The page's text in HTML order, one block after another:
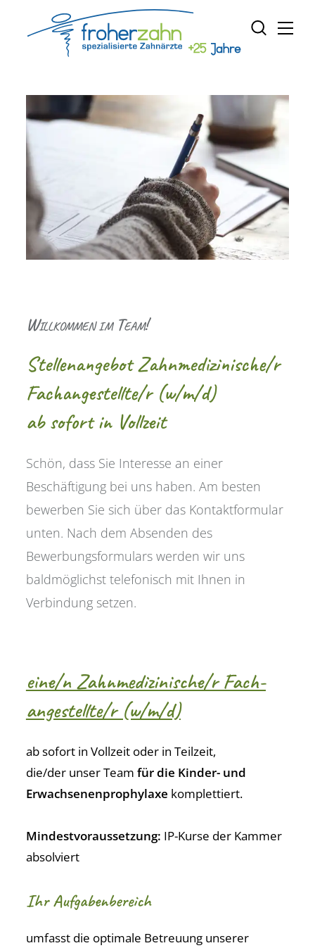
Willkommen im Team!
Stellenangebot Zahn­medizinische/r
Fach­angestellte/r (w/m/d)
ab sofort in Vollzeit
Schön, dass Sie Interesse an einer
Beschäftigung bei uns haben. Am besten
bewerben Sie sich über das Kontaktformular
unten. Nach dem Absenden des
Bewerbungsformulars werden wir uns
baldmöglichst telefonisch mit Ihnen in
Verbindung setzen.
eine/n Zahn­medizinische/r Fach­
angestellte/r (w/m/d)
ab sofort in Vollzeit oder in Teilzeit,
die/der unser Team für die Kinder- und
Erwachsenenprophylaxe komplettiert.
Mindestvoraussetzung: IP-Kurse der Kammer
absolviert
Ihr Aufgabenbereich
umfasst die optimale Betreuung unserer